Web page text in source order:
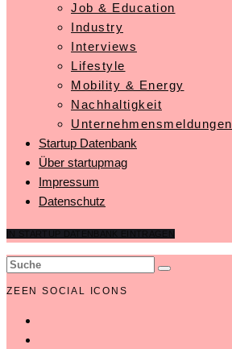
Job & Education
Industry
Interviews
Lifestyle
Mobility & Energy
Nachhaltigkeit
Unternehmensmeldungen
Startup Datenbank
Über startupmag
Impressum
Datenschutz
ZEEN SOCIAL ICONS